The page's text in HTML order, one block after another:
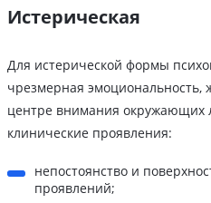
Истерическая
Для истерической формы
чрезмерная эмоциональность,
центре внимания
клинические проявления:
непостоянство и
проявлений;